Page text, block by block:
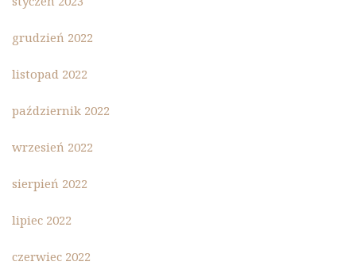
grudzień 2022
listopad 2022
październik 2022
wrzesień 2022
sierpień 2022
lipiec 2022
czerwiec 2022